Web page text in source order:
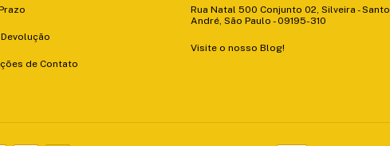
de Contato
Rua Natal 500 Conjunto 02, Silveira - Santo
André, São Paulo - 09195-310
Visite o nosso Blog!